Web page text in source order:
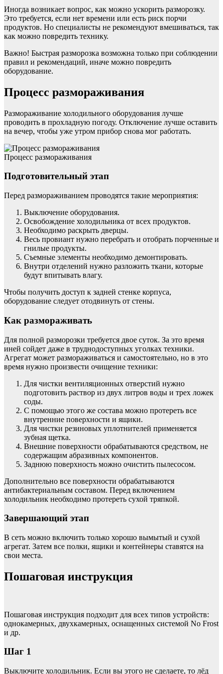
Иногда возникает вопрос, как можно ускорить разморозку.
Это требуется, если нет времени или есть риск порчи
продуктов. Но специалисты не рекомендуют вмешиваться, так
как можно повредить технику.
Важно! Быстрая разморозка возможна только при соблюдении
правил и рекомендаций, иначе можно повредить
оборудование.
Процесс размораживания
Размораживание холодильного оборудования лучше
проводить в прохладную погоду. Отключение лучше оставить
на вечер, чтобы уже утром прибор снова мог работать.
Процесс размораживания
Подготовительный этап
Перед размораживанием проводятся такие мероприятия:
Выключение оборудования.
Освобождение холодильника от всех продуктов.
Необходимо раскрыть дверцы.
Весь провиант нужно перебрать и отобрать порченные и
гнилые продукты.
Съемные элементы необходимо демонтировать.
Внутри отделений нужно разложить ткани, которые
будут впитывать влагу.
Чтобы получить доступ к задней стенке корпуса,
оборудование следует отодвинуть от стены.
Как размораживать
Для полной разморозки требуется двое суток. За это время
иней сойдет даже в труднодоступных уголках техники.
Агрегат может размораживаться и самостоятельно, но в это
время нужно произвести очищение техники:
Для чистки вентиляционных отверстий нужно
подготовить раствор из двух литров воды и трех ложек
соды.
С помощью этого же состава можно протереть все
внутренние поверхности и ящики.
Для чистки резиновых уплотнителей применяется
зубная щетка.
Внешние поверхности обрабатываются средством, не
содержащим абразивных компонентов.
Заднюю поверхность можно очистить пылесосом.
Дополнительно все поверхности обрабатываются
антибактериальным составом. Перед включением
холодильник необходимо протереть сухой тряпкой.
Завершающий этап
В сеть можно включить только хорошо вымытый и сухой
агрегат. Затем все полки, ящики и контейнеры ставятся на
свои места.
Пошаговая инструкция
Пошаговая инструкция подходит для всех типов устройств:
однокамерных, двухкамерных, оснащенных системой No Frost
и др.
Шаг 1
Выключите холодильник. Если вы этого не сделаете, то лёд